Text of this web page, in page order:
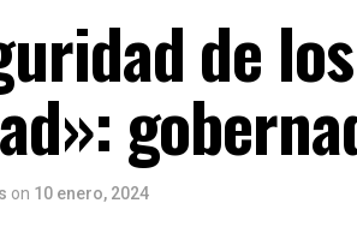
de
on 10 enero, 2024